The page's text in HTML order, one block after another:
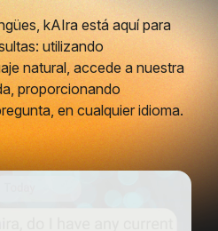
kAIra está aquí para
utilizando
natural, accede a nuestra
proporcionando
en cualquier idioma.